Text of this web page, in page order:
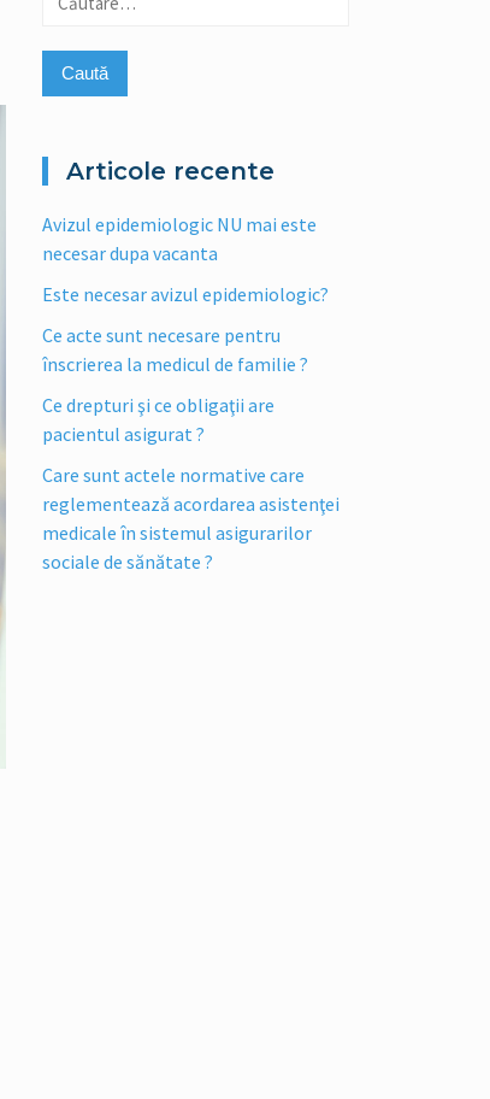
Articole recente
Avizul epidemiologic NU mai este
necesar dupa vacanta
Este necesar avizul epidemiologic?
Ce acte sunt necesare pentru
înscrierea la medicul de familie ?
Ce drepturi şi ce obligaţii are
pacientul asigurat ?
Care sunt actele normative care
reglementează acordarea asistenţei
medicale în sistemul asigurarilor
sociale de sănătate ?